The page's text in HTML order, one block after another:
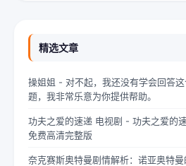
精选文章
操姐姐 - 对不起，我还没有学会回答
题，我非常乐意为你提供帮助。
功夫之爱的速递 电视剧 - 功夫之爱的
免费高清完整版
奈克赛斯奥特曼剧情解析：诺亚奥特